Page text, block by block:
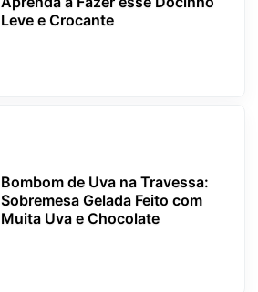
Leve e Crocante
Bombom de Uva na Travessa:
Sobremesa Gelada Feito com
Muita Uva e Chocolate